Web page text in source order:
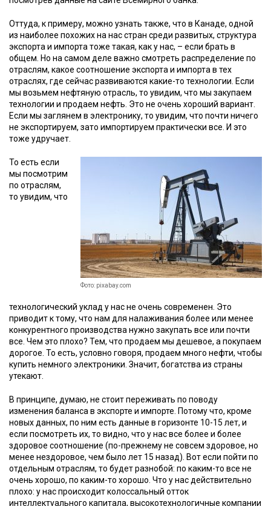
Оттуда, к примеру, можно узнать также, что в Канаде, одной
из наиболее похожих на нас стран среди развитых, структура
экспорта и импорта тоже такая, как у нас, – если брать в
общем. Но на самом деле важно смотреть распределение по
отраслям, какое соотношение экспорта и импорта в тех
отраслях, где сейчас развиваются какие-то технологии. Если
мы возьмем нефтяную отрасль, то увидим, что мы закупаем
технологии и продаем нефть. Это не очень хороший вариант.
Если мы заглянем в электронику, то увидим, что почти ничего
не экспортируем, зато импортируем практически все. И это
тоже удручает.
Фото: pixabay.com
То есть если
мы посмотрим
по отраслям,
то увидим, что
технологический уклад у нас не очень современен. Это
приводит к тому, что нам для налаживания более или менее
конкурентного производства нужно закупать все или почти
все. Чем это плохо? Тем, что продаем мы дешевое, а покупаем
дорогое. То есть, условно говоря, продаем много нефти, чтобы
купить немного электроники. Значит, богатства из страны
утекают.
В принципе, думаю, не стоит переживать по поводу
изменения баланса в экспорте и импорте. Потому что, кроме
новых данных, по ним есть данные в горизонте 10-15 лет, и
если посмотреть их, то видно, что у нас все более и более
здоровое соотношение (по-прежнему не совсем здоровое, но
менее нездоровое, чем было лет 15 назад). Вот если пойти по
отдельным отраслям, то будет разнобой: по каким-то все не
очень хорошо, по каким-то хорошо. Что у нас действительно
плохо: у нас происходит колоссальный отток
интеллектуального капитала, высокотехнологичные компании